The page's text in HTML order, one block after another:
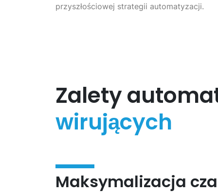
przyszłościowej strategii automatyzacji.
Zalety
wirujących
Maksymalizacja